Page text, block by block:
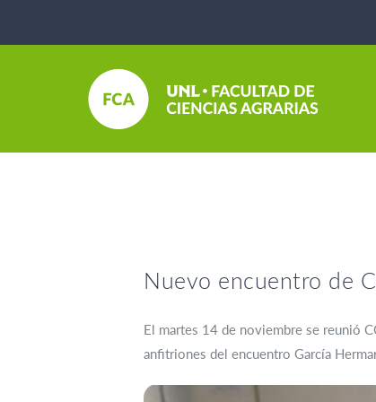
Nuevo encuentro de
El martes 14 de noviembre se reunió
anfitriones del encuentro García